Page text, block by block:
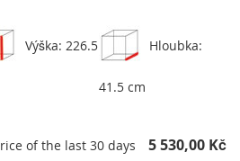
Výška: 226.5 Hloubka:
41.5 cm
of the last 30 days 5 530,00 Kč